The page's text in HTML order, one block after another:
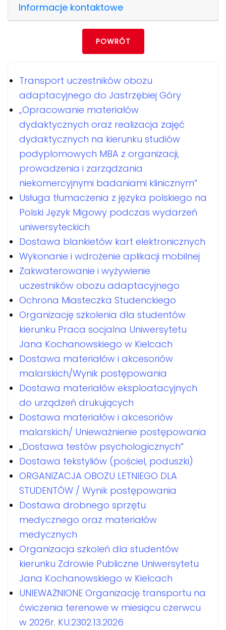
Informacje kontaktowe
POWRÓT
Transport uczestników obozu
adaptacyjnego do Jastrzębiej Góry
„Opracowanie materiałów
dydaktycznych oraz realizacja zajęć
dydaktycznych na kierunku studiów
podyplomowych MBA z organizacji,
prowadzenia i zarządzania
niekomercyjnymi badaniami klinicznym”
Usługa tłumaczenia z języka polskiego na
Polski Język Migowy podczas wydarzeń
uniwersyteckich
Dostawa blankietów kart elektronicznych
Wykonanie i wdrożenie aplikacji mobilnej
Zakwaterowanie i wyżywienie
uczestników obozu adaptacyjnego
Ochrona Miasteczka Studenckiego
Organizację szkolenia dla studentów
kierunku Praca socjalna Uniwersytetu
Jana Kochanowskiego w Kielcach
Dostawa materiałów i akcesoriów
malarskich/Wynik postępowania
Dostawa materiałów eksploatacyjnych
do urządzeń drukujących
Dostawa materiałów i akcesoriów
malarskich/ Unieważnienie postępowania
„Dostawa testów psychologicznych”
Dostawa tekstyliów (pościel, poduszki)
ORGANIZACJA OBOZU LETNIEGO DLA
STUDENTÓW / Wynik postępowania
Dostawa drobnego sprzętu
medycznego oraz materiałów
medycznych
Organizacja szkoleń dla studentów
kierunku Zdrowie Publiczne Uniwersytetu
Jana Kochanowskiego w Kielcach
UNIEWAŻNIONE Organizację transportu na
ćwiczenia terenowe w miesiącu czerwcu
w 2026r. KU.2302.13.2026